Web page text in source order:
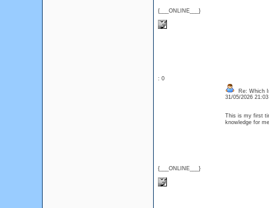
{___ONLINE___}
: 0
{___ONLINE___}
Re: Which
31/05/2026
This is my first
knowledge for